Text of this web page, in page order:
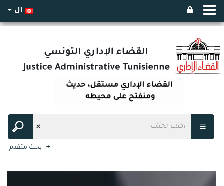
ال
بحث متقدم